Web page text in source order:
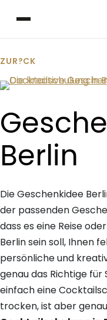
Menü öffnen
ZUR?CK
Zeige grösseres Bild
Berlin
Die Geschenkidee
der passenden
dass es eine Reise
Berlin sein soll, Ihnen
persönliche und
genau das Richtige für
einfach eine
trocken, ist aber